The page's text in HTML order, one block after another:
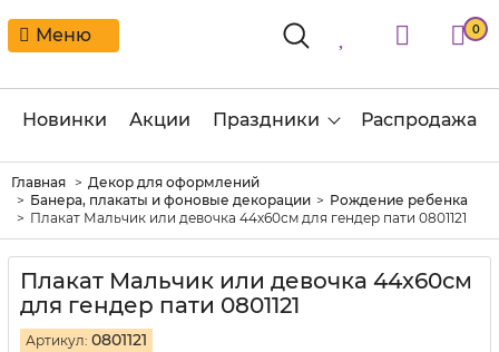
Меню 0
Новинки Акции Праздники Распродажа
Главная
Декор для оформлений
Банера, плакаты и фоновые декорации
Рождение ребенка
Плакат Мальчик или девочка 44х60см для гендер пати 0801121
Плакат Мальчик или девочка 44х60см
для гендер пати 0801121
Артикул: 0801121